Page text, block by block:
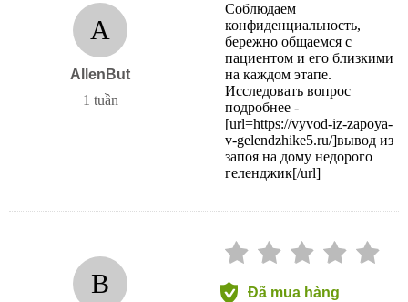
A
AllenBut
1 tuần
Соблюдаем
конфиденциальность,
бережно общаемся с
пациентом и его близкими
на каждом этапе.
Исследовать вопрос
подробнее -
[url=https://vyvod-iz-zapoya-
v-gelendzhike5.ru/]вывод из
запоя на дому недорого
геленджик[/url]
B
Đã mua hàng